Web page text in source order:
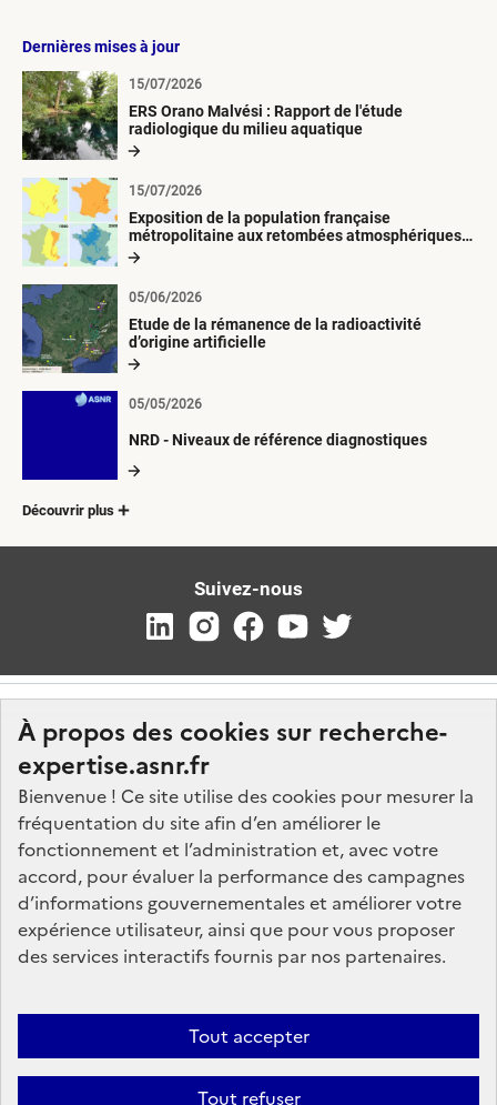
À propos des cookies sur recherche-
expertise.asnr.fr
Bienvenue ! Ce site utilise des cookies pour mesurer la
fréquentation du site afin d’en améliorer le
fonctionnement et l’administration et, avec votre
accord, pour évaluer la performance des campagnes
d’informations gouvernementales et améliorer votre
expérience utilisateur, ainsi que pour vous proposer
des services interactifs fournis par nos partenaires.
Tout accepter
Tout refuser
Dernières mises à jour
ERS Orano Malvési : Rapport de l'étude
radiologique du milieu aquatique
15/07/2026
Exposition de la population française
métropolitaine aux retombées atmosphériques
radioactives depuis 1945
15/07/2026
Etude de la rémanence de la radioactivité
d’origine artificielle
05/06/2026
NRD - Niveaux de référence diagnostiques
05/05/2026
Découvrir plus
Suivez-nous
Nos marchés
Nos offres d'emploi
FAQ
Glossaire
Plan du site